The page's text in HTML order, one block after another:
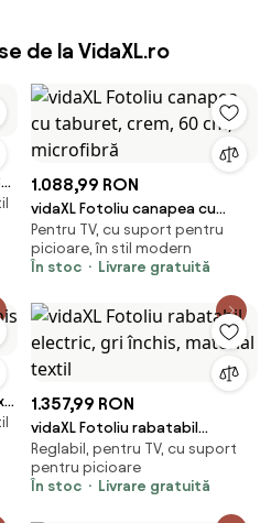
de la VidaXL.ro
1.088,99 RON
vidaXL Fotoliu canapea cu
taburet, crem, 60 cm,
microfibră
Pentru TV, cu suport pentru
picioare, în stil modern
În stoc
Livrare gratuită
1.357,99 RON
vidaXL Fotoliu rabatabil
electric, gri închis, material
textil
Reglabil, pentru TV, cu suport
pentru picioare
În stoc
Livrare gratuită